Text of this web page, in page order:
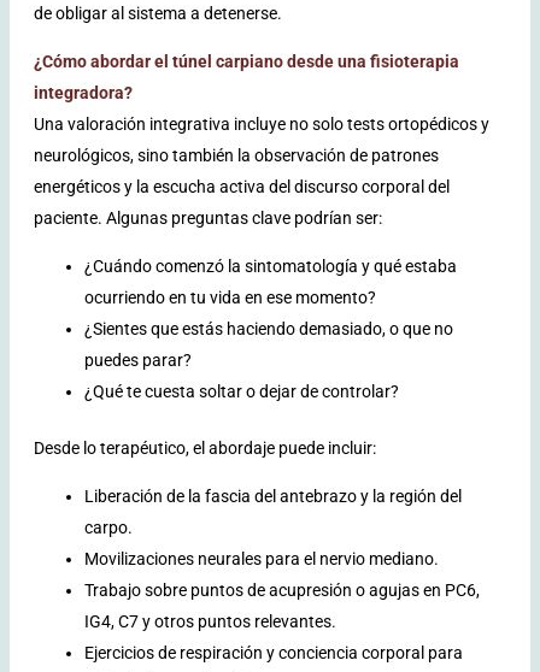
de obligar al sistema a detenerse.
¿Cómo abordar el túnel carpiano desde una fisioterapia
integradora?
Una valoración integrativa incluye no solo tests ortopédicos y
neurológicos, sino también la observación de patrones
energéticos y la escucha activa del discurso corporal del
paciente. Algunas preguntas clave podrían ser:
¿Cuándo comenzó la sintomatología y qué estaba
ocurriendo en tu vida en ese momento?
¿Sientes que estás haciendo demasiado, o que no
puedes parar?
¿Qué te cuesta soltar o dejar de controlar?
Desde lo terapéutico, el abordaje puede incluir:
Liberación de la fascia del antebrazo y la región del
carpo.
Movilizaciones neurales para el nervio mediano.
Trabajo sobre puntos de acupresión o agujas en PC6,
IG4, C7 y otros puntos relevantes.
Ejercicios de respiración y conciencia corporal para